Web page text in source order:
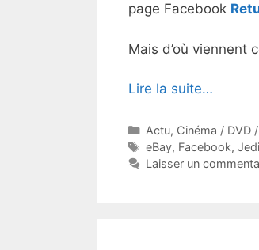
page Facebook
Mais d’où viennent
Lire la suite…
Catégories
Actu, Cinéma / DVD
Étiquettes
eBay, Facebook, Jedi
Laisser un